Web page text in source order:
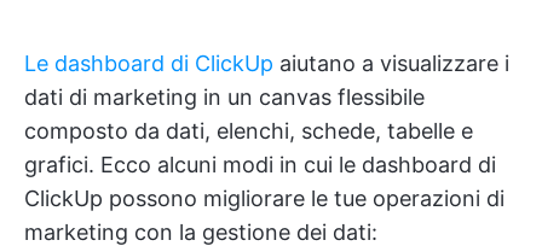
Le dashboard di ClickUp aiutano a visualizzare i
dati di marketing in un canvas flessibile
composto da dati, elenchi, schede, tabelle e
grafici. Ecco alcuni modi in cui le dashboard di
ClickUp possono migliorare le tue operazioni di
marketing con la gestione dei dati: